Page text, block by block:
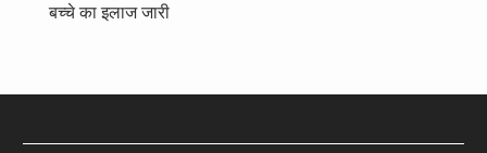
बच्चे का इलाज जारी